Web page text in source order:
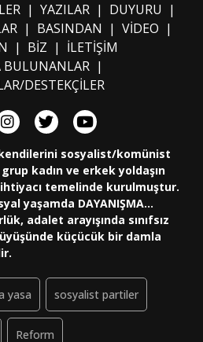
| YAZILAR| DUYURU |
| BASINDAN | VİDEO |
| BİZ | İLETİŞİM
BULUNANLAR |
DESTEKÇİLER
sosyalist/komünist
kadın ve erkek yoldaşın
temelinde kurulmuştur.
yaşamda DAYANIŞMA...
adalet arayışında sınıfsız
küçücük bir damla
yasa sosyalist partiler
Reform